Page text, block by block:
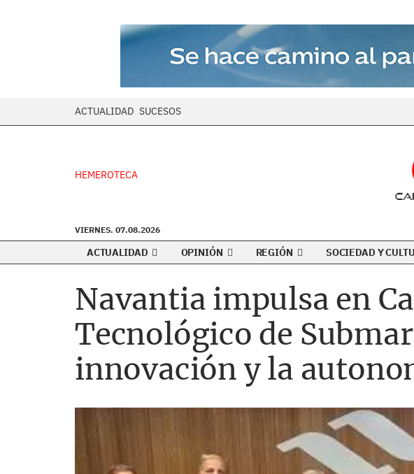
ACTUALIDAD SUCESOS
HEMEROTECA
VIERNES. 07.08.2026
ACTUALIDAD OPINIÓN REGIÓN SOCIEDAD Y
Navantia impulsa en
Tecnológico de
innovación y la